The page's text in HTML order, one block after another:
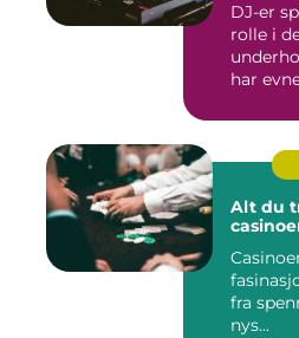
DJ-er
rolle i
har
Alt du
fra
nys...